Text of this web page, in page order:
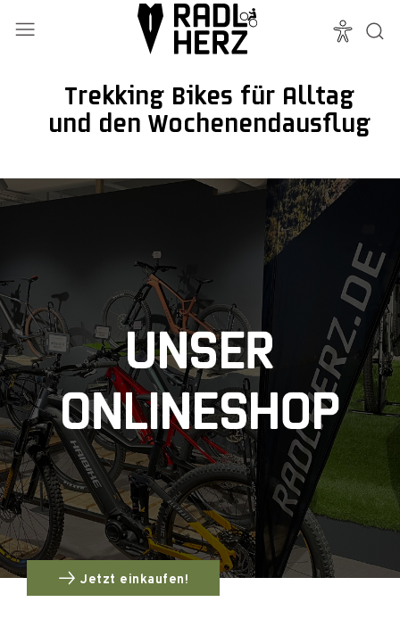
Trekking Bikes für Alltag
und den Wochenendausflug
Jetzt einkaufen!